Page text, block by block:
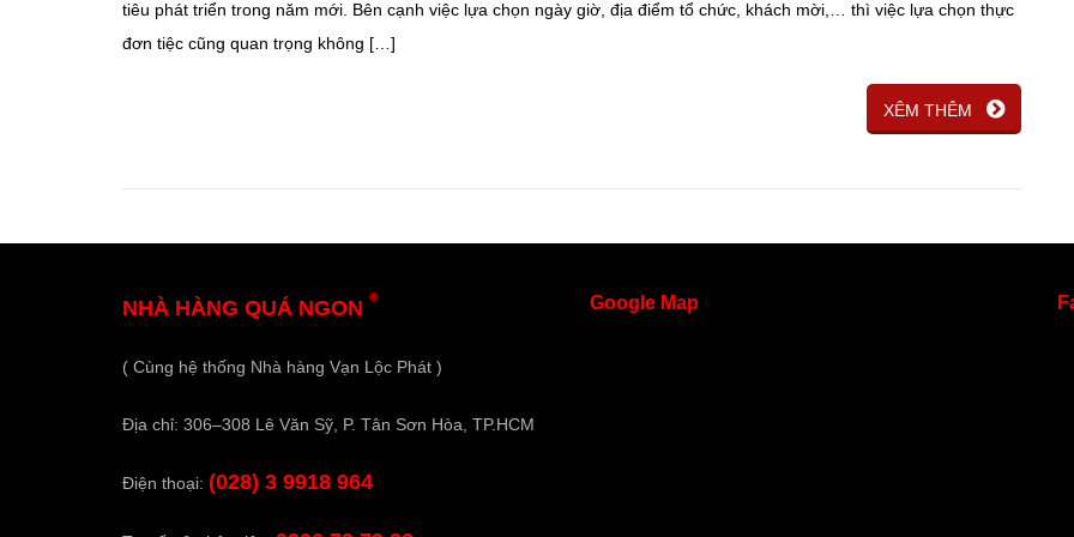
tiêu phát triển trong năm mới. Bên cạnh việc lựa chọn ngày giờ, địa điểm tổ chức, khách mời,… thì việc lựa chọn thực
đơn tiệc cũng quan trọng không […]
XÊM THÊM
NHÀ HÀNG QUÁ NGON ®
( Cùng hệ thống Nhà hàng Vạn Lộc Phát )
Địa chỉ: 306–308 Lê Văn Sỹ, P. Tân Sơn Hòa, TP.HCM
Điện thoại: (028) 3 9918 964
Google Map